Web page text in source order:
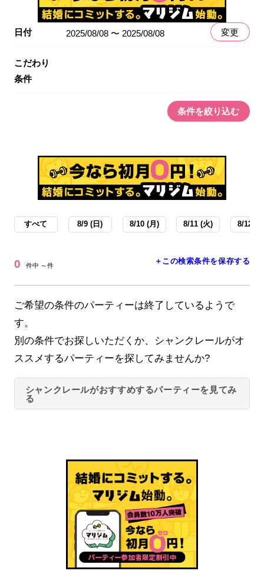
日付 2025/08/08 〜 2025/08/08 変更
こだわり
条件
条件を絞り込む
すべて 8/9 (日) 8/10 (月) 8/11 (火) 8/12 (
0 件中 ～件 ＋この検索条件を保存する
ご希望の条件のパーティーは終了しているようで
す。
別の条件でお探しいただくか、シャンクレールがオ
ススメするパーティーを探してみませんか?
シャンクレールがおすすめするパーティーを見てみ
る